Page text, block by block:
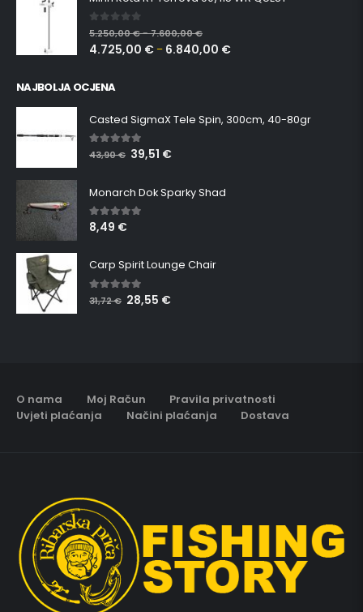
0 out of 5
5.250,00€–7.600,00€
4.725,00 € – 6.840,00 €
NAJBOLJA OCJENA
Casted SigmaX Tele Spin, 300cm, 40-80gr
5.00out of 5
43,90€ 39,51 €
Monarch Dok Sparky Shad
5.00 out of 5
8,49 €
Carp Spirit Lounge Chair
5.00 out of 5
31,72€ 28,55 €
O nama Moj Račun
Pravila privatnosti
Uvjeti plaćanja
Načini plaćanja Dostava